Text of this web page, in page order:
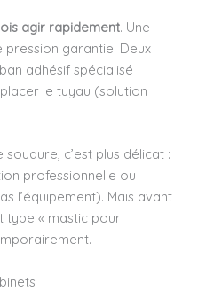
agir rapidement. Une
pression garantie. Deux
adhésif spécialisé
le tuyau (solution
soudure, c’est plus délicat :
professionnelle ou
l’équipement). Mais avant
type « mastic pour